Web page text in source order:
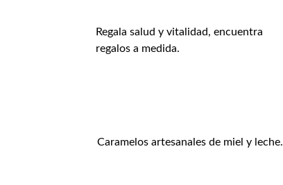
Regala salud y vitalidad, encuentra
regalos a medida.
Caramelos artesanales de miel y leche.